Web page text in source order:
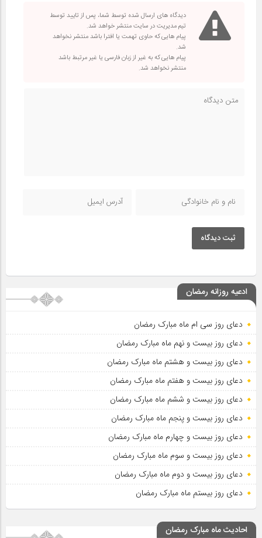
دیدگاه های ارسال شده توسط شما، پس از تایید توسط
تیم مدیریت در سایت منتشر خواهد شد.
پیام هایی که حاوی تهمت یا افترا باشد منتشر نخواهد
شد.
پیام هایی که به غیر از زبان فارسی یا غیر مرتبط باشد
منتشر نخواهد شد.
ثبت دیدگاه
ادعیه روزانه رمضان
دعای روز سی ام ماه مبارک رمضان
دعای روز بیست و نهم ماه مبارک رمضان
دعای روز بیست و هشتم ماه مبارک رمضان
دعای روز بیست و هفتم ماه مبارک رمضان
دعای روز بیست و ششم ماه مبارک رمضان
دعای روز بیست و پنجم ماه مبارک رمضان
دعای روز بیست و چهارم ماه مبارک رمضان
دعای روز بیست و سوم ماه مبارک رمضان
دعای روز بیست و دوم ماه مبارک رمضان
دعای روز بیستم ماه مبارک رمضان
احادیث ماه مبارک رمضان